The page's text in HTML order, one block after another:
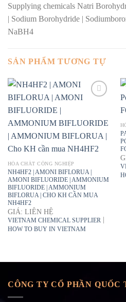
Supplying chemicals Natri
| Sodium Borohydride |
NaBH4
SẢN PHẨM TƯƠNG TỰ
HÓA CHẤT CÔNG NGHIỆP
NH4HF2 | AMONI BIFLORUA |
AMONI BIFLUORIDE | AMMONIUM
BIFLUORIDE | AMMONIUM
BIFLORUA | CHO KH CẦN MUA
NH4HF2
GIÁ: LIÊN HỆ
VIETNAM CHEMICAL SUPPLIER
HOW TO BUY IN VIETNAM
CÔNG TY CỔ PHẦN QUỐC